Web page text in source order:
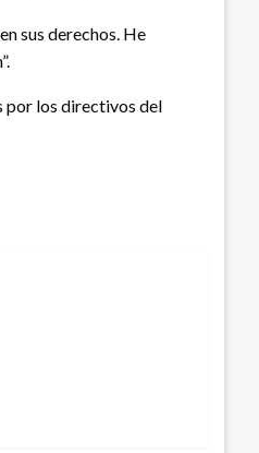
sus derechos. He
por los directivos del